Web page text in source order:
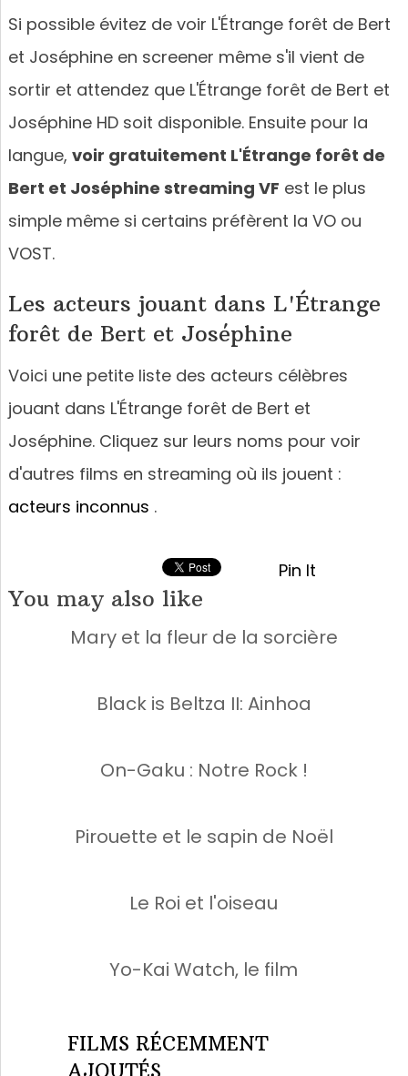
Si possible évitez de voir L'Étrange forêt de Bert
et Joséphine en screener même s'il vient de
sortir et attendez que L'Étrange forêt de Bert et
Joséphine HD soit disponible. Ensuite pour la
langue, voir gratuitement L'Étrange forêt de
Bert et Joséphine streaming VF est le plus
simple même si certains préfèrent la VO ou
VOST.
Les acteurs jouant dans L'Étrange
forêt de Bert et Joséphine
Voici une petite liste des acteurs célèbres
jouant dans L'Étrange forêt de Bert et
Joséphine. Cliquez sur leurs noms pour voir
d'autres films en streaming où ils jouent :
acteurs inconnus .
Pin It
You may also like
Mary et la fleur de la sorcière
Black is Beltza II: Ainhoa
On-Gaku : Notre Rock !
Pirouette et le sapin de Noël
Le Roi et l'oiseau
Yo-Kai Watch, le film
FILMS RÉCEMMENT